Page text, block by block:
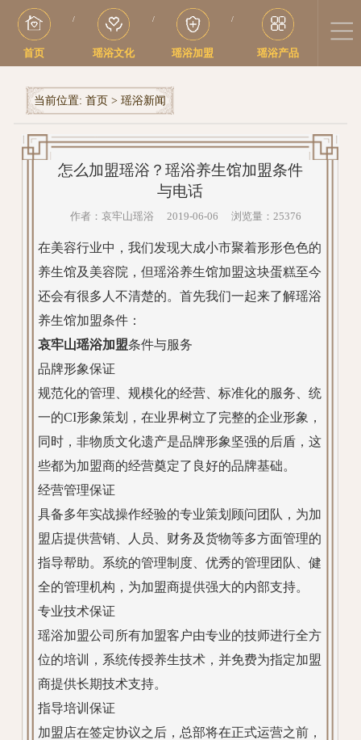
首页
/
瑶浴文化
/
瑶浴加盟
/
瑶浴产品
当前位置: 首页 > 瑶浴新闻
怎么加盟瑶浴？瑶浴养生馆加盟条件
与电话
作者：哀牢山瑶浴 2019-06-06 浏览量：25376
在美容行业中，我们发现大成小市聚着形形色色的
养生馆及美容院，但瑶浴养生馆加盟这块蛋糕至今
还会有很多人不清楚的。首先我们一起来了解瑶浴
养生馆加盟条件：
哀牢山瑶浴加盟条件与服务
品牌形象保证
规范化的管理、规模化的经营、标准化的服务、统
一的CI形象策划，在业界树立了完整的企业形象，
同时，非物质文化遗产是品牌形象坚强的后盾，这
些都为加盟商的经营奠定了良好的品牌基础。
经营管理保证
具备多年实战操作经验的专业策划顾问团队，为加
盟店提供营销、人员、财务及货物等多方面管理的
指导帮助。系统的管理制度、优秀的管理团队、健
全的管理机构，为加盟商提供强大的内部支持。
专业技术保证
瑶浴加盟公司所有加盟客户由专业的技师进行全方
位的培训，系统传授养生技术，并免费为指定加盟
商提供长期技术支持。
指导培训保证
加盟店在签定协议之后，总部将在正式运营之前，